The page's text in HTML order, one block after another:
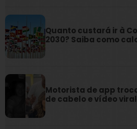
Quanto custará ir à
2030? Saiba como
Motorista de app
de cabelo e vídeo